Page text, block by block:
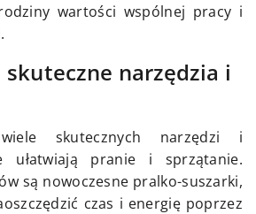
wartości wspólnej pracy i
narzędzia i
skutecznych narzędzi i
ułatwiają pranie i sprzątanie.
są nowoczesne pralko-suszarki,
czas i energię poprzez